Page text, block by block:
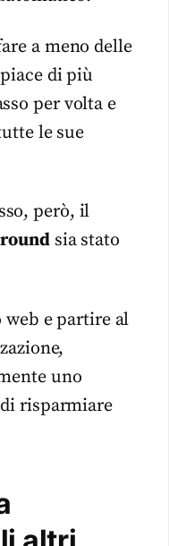
a meno delle
di più
per volta e
le sue
però, il
sia stato
web e partire al
uno
risparmiare